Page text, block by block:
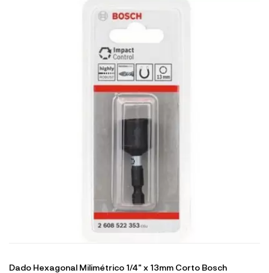
Dado Hexagonal Milimétrico 1/4" x 13mm Corto Bosch